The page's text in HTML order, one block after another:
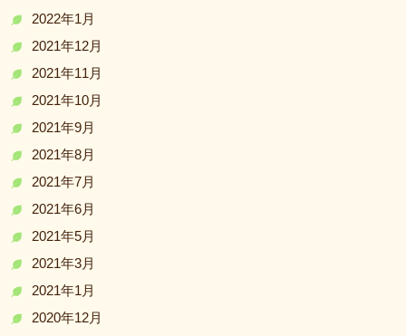
2022年1月
2021年12月
2021年11月
2021年10月
2021年9月
2021年8月
2021年7月
2021年6月
2021年5月
2021年3月
2021年1月
2020年12月